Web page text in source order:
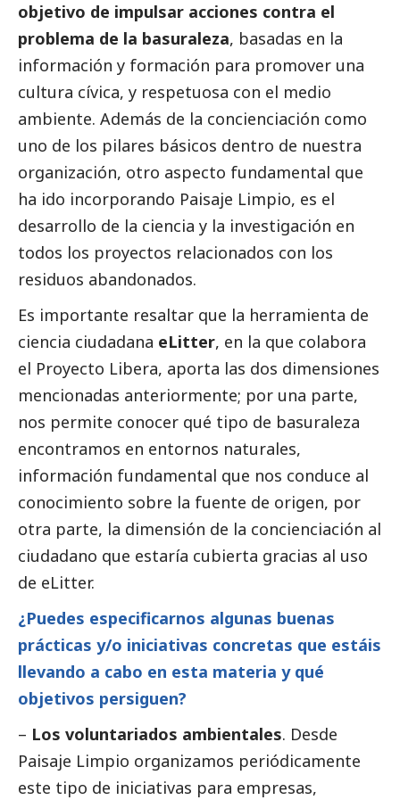
objetivo de impulsar acciones contra el
problema de la basuraleza, basadas en la
información y formación para promover una
cultura cívica, y respetuosa con el medio
ambiente. Además de la concienciación como
uno de los pilares básicos dentro de nuestra
organización, otro aspecto fundamental que
ha ido incorporando Paisaje Limpio, es el
desarrollo de la ciencia y la investigación en
todos los proyectos relacionados con los
residuos abandonados.
Es importante resaltar que la herramienta de
ciencia ciudadana eLitter, en la que colabora
el Proyecto Libera, aporta las dos dimensiones
mencionadas anteriormente; por una parte,
nos permite conocer qué tipo de basuraleza
encontramos en entornos naturales,
información fundamental que nos conduce al
conocimiento sobre la fuente de origen, por
otra parte, la dimensión de la concienciación al
ciudadano que estaría cubierta gracias al uso
de eLitter.
¿Puedes especificarnos algunas buenas
prácticas y/o iniciativas concretas que estáis
llevando a cabo en esta materia y qué
objetivos persiguen?
– Los voluntariados ambientales. Desde
Paisaje Limpio organizamos periódicamente
este tipo de iniciativas para empresas,